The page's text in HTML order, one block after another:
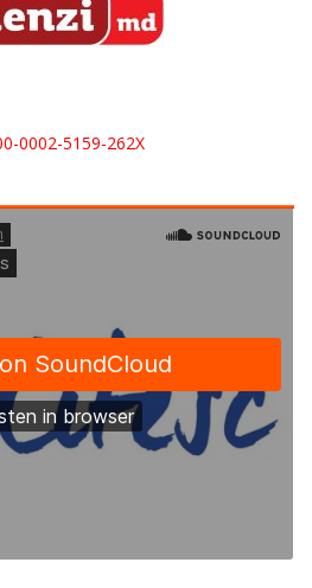
0002-5159-262X